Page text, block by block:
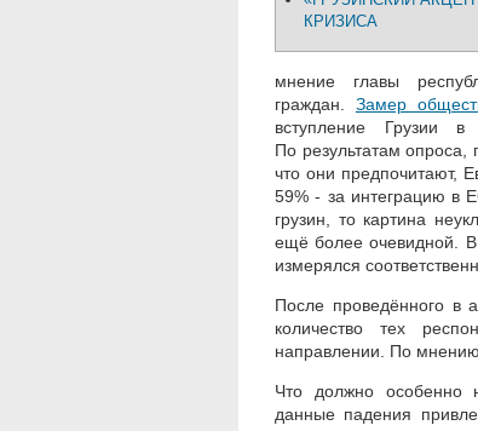
КРИЗИСА
мнение главы
граждан. Замер
вступление Грузии в
По результатам опроса,
что они предпочитают,
59% - за интеграцию в
грузин, то картина
ещё более очевидной.
измерялся
После проведённого в
количество тех
направлении. По
Что должно особенно
данные падения